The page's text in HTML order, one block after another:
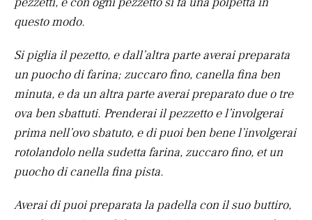
questo modo.
Si piglia il pezetto, e dall’altra parte averai preparata
un puocho di farina; zuccaro fino, canella fina ben
minuta, e da un altra parte averai preparato due o tre
ova ben sbattuti. Prenderai il pezzetto e l’involgerai
prima nell’ovo sbatuto, e di puoi ben bene l’involgerai
rotolandolo nella sudetta farina, zuccaro fino, et un
puocho di canella fina pista.
Averai di puoi preparata la padella con il suo buttiro,